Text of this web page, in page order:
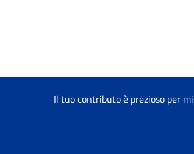
Il tuo contributo è prezioso per